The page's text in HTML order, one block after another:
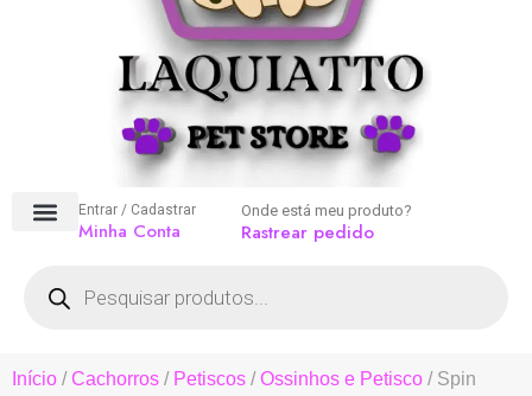
Entrar / Cadastrar
Minha Conta
Onde está meu produto?
Rastrear pedido
Início /Cachorros / Petiscos /Ossinhos e Petisco / Spin